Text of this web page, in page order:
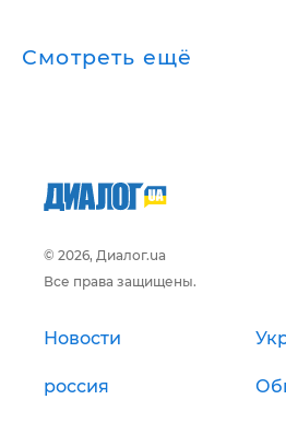
Смотреть ещё
© 2026, Диалог.ua
Все права защищены.
Новости
россия